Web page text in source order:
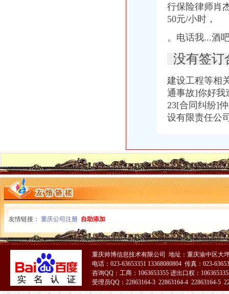
重庆百货（）_公司公告_重庆百货大楼股份有限公司关于预计
重庆枫诚信息技术有限公司招聘_重庆枫诚信息技术有限公司新招聘_
渝中区海事海商在线律师_渝中区海事海商律师在线免费咨询_华律网
[关联交易]重庆百货：2013年度日常关联交易预计公告-[中财网]
渝中区大坪正街四室两厅豪华大套房_重庆渝中区大坪短租房_游天下
重庆枫诚信息技术有限公司招聘_重庆枫诚信息技术有限公司新招聘_
大信国际物流（上海）有限公司重庆分公司-大信国际物流（上海）有
渝中区增高鞋加盟渝中区增高鞋加盟店渝中区加盟增高鞋店-渝中区
鹿泉公司注册服务批发|价格|厂家_顺企网
重庆百货大楼股份有限公司关於预计2015年日常关联交易公告
重庆渝中区肖杰律师-中顾法律网
重庆太实业（集团）股份有限公司对外投资暨关联交易公告_财经_
[股东会]重庆百货：2010年度第三次临时股东大会会议资料-[中财网]
成都西南交大工程建设咨询监理有限责任公司重庆分公司-主页
【东莞货运代理|东莞货运代理公司】-广州58同城
2016年版重庆市渝中区招商引资项目策划咨询报告-中商产业研究院-中
美亚集团-美亚国际机票代理,国际机票预订,美亚价机票预订,国
招商银行--重庆百货（）2013年度日常关联交易预计公告
包头到渝中区物流货运北京到渝中区物流搬家-产品展示-
行保险律师肖
50元/小时，
。电话我...酒
没有签订
建设工程等相
通事故]你好我
23[合同纠纷]
设有限责任公
友情链接： 重庆公司注册 自助添加
重庆帅博信息技术有限公司 地址：重庆渝中区大
电话：023-63653351 13368080804 传真：023-
咨询QQ：工商：1063653355 进出口权：
受理员QQ：22863164-3 22863164-4 22863164-5